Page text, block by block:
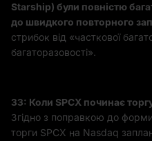
Starship) були повністю
до швидкого повторного
стрибок від «часткової
багаторазовості».
З3: Коли SPCX починає
Згідно з поправкою до
торги SPCX на Nasdaq